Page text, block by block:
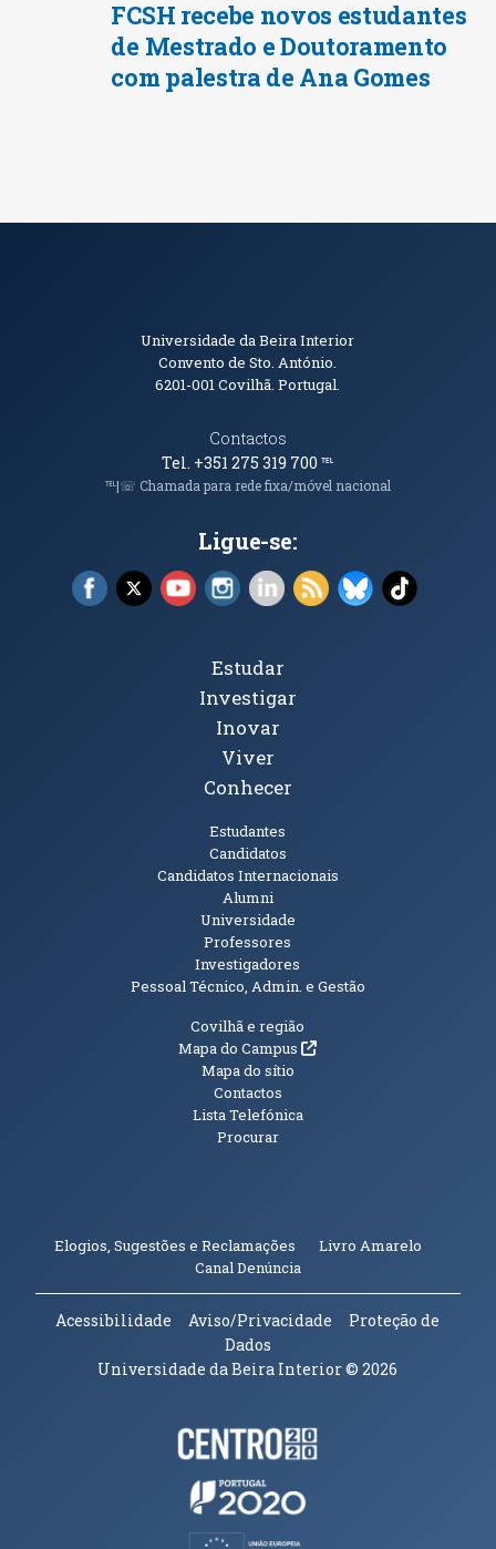
FCSH recebe novos estudantes
de Mestrado e Doutoramento
com palestra de Ana Gomes
Informações de Contacto
Universidade da Beira Interior
Convento de Sto. António.
6201-001Covilhã. Portugal.
Contactos
Tel. +351 275 319 700℡
℡|☏ Chamada para rede fixa/móvel nacional
Ligue-se:
Facebook (abre em nova janela)
X (abre em nova janela)
YouTube (abre em nova janela)
Instagram (abre em nova janela)
LinkedIn (abre em nova
RSS (abre em nova
Bluesky (abre
TikTok
Tópicos Principais
Estudar
Investigar
Inovar
Viver
Conhecer
Estudantes
Candidatos
Candidatos Internacionais
Alumni
Universidade
Professores
Investigadores
Pessoal Técnico, Admin. e Gestão
Informações Adicionais
Covilhã e região
Mapa do Campus(abre em nova janela)
Mapa do sítio
Contactos
Lista Telefónica
Procurar
Elogios, Sugestões e Reclamações Livro Amarelo
Canal Denúncia(abre em nova janela)
Acessibilidade Aviso/Privacidade
Proteção de
Dados
Universidade da Beira Interior© 2026
Parceiros e Financiadores